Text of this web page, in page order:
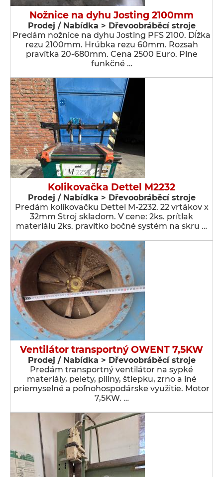
Nožnice na dyhu Josting 2100mm
Prodej / Nabídka > Dřevoobráběcí stroje
Predám nožnice na dyhu Josting PFS 2100. Dĺžka
rezu 2100mm. Hrúbka rezu 60mm. Rozsah
pravítka 20-680mm. Cena 2500 Euro. Plne
funkčné …
Kolikovačka Dettel M2232
Prodej / Nabídka > Dřevoobráběcí stroje
Predám kolíkovačku Dettel M-2232. 22 vrtákov x
32mm Stroj skladom. V cene: 2ks. prítlak
materiálu 2ks. pravítko bočné systém na skru …
Ventilátor transportný OWENT 7,5KW
Prodej / Nabídka > Dřevoobráběcí stroje
Predám transportný ventilátor na sypké
materiály, pelety, piliny, štiepku, zrno a iné
priemyselné a poľnohospodárske využitie. Motor
7,5KW. …